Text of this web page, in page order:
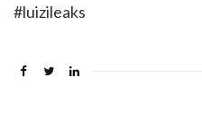
#luizileaks